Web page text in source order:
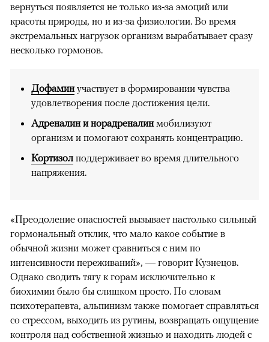
вернуться появляется не только из-за эмоций или
красоты природы, но и из-за физиологии. Во время
экстремальных нагрузок организм вырабатывает сразу
несколько гормонов.
Дофаминучаствует в формировании чувства
удовлетворения после достижения цели.
Адреналин и норадреналинмобилизуют
организм и помогают сохранять концентрацию.
Кортизол поддерживает во время длительного
напряжения.
«Преодоление опасностей вызывает настолько сильный
гормональный отклик, что мало какое событие в
обычной жизни может сравниться с ним по
интенсивности переживаний», — говорит Кузнецов.
Однако сводить тягу к горам исключительно к
биохимии было бы слишком просто. По словам
психотерапевта, альпинизм также помогает справляться
со стрессом, выходить из рутины, возвращать ощущение
контроля над собственной жизнью и находить людей с